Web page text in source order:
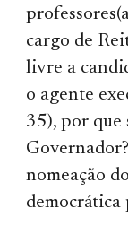
cargo de
livre a
o agente
35), por que
nomeação
democrática